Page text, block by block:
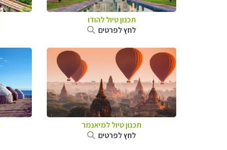
תכנון טיוללהודו
לחץ לפרטים
תכנון טיוללמיאנמר
לחץ לפרטים